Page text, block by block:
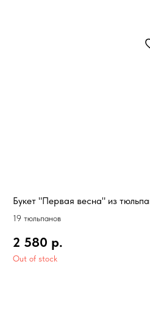
Букет "Первая весна" из
19 тюльпанов
2 580 р.
Out of stock